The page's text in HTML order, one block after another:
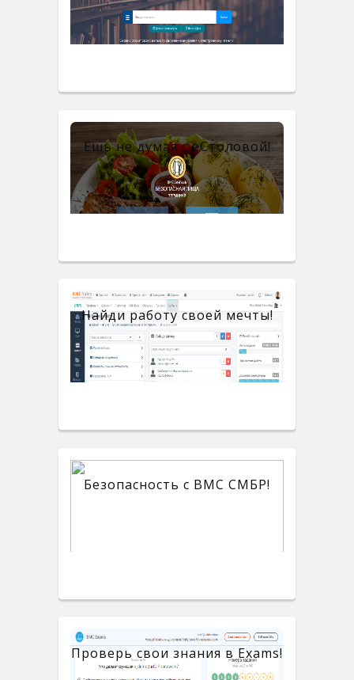
Ешь не думая с eСтоловой!
Найди работу своей мечты!
Безопасность с BMC СМБР!
Проверь свои знания в Exams!